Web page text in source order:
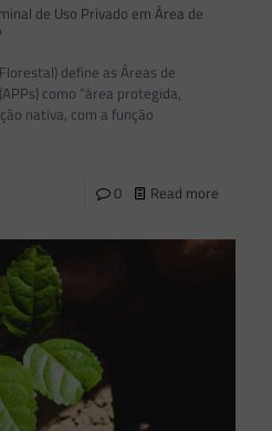
de Uso Privado em Área de
define as Áreas de
como “área protegida,
nativa, com a função
0 Read more